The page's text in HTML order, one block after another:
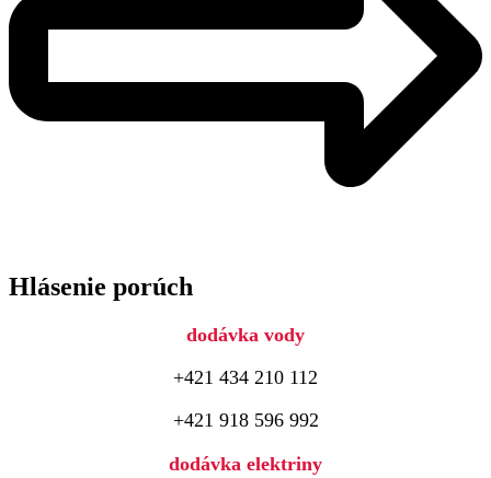
Hlásenie porúch
dodávka vody
+421 434 210 112
+421 918 596 992
dodávka elektriny